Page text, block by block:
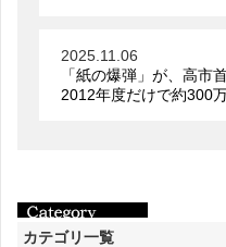
2025.11.06
「紙の爆弾」が、高市
2012年度だけで約300
カテゴリ一覧